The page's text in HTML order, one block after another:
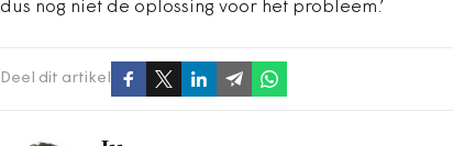
dus nog niet de oplossing voor het probleem.’
Deel dit artikel